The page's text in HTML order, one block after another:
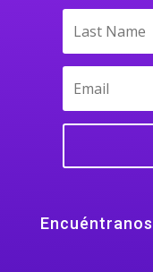
Encuéntranos